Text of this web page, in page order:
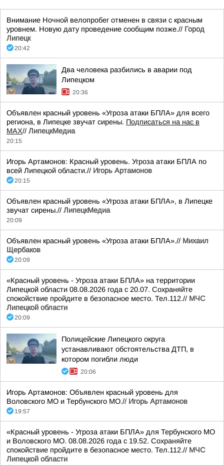
Внимание Ночной велопробег отменен в связи с красным
уровнем. Новую дату проведение сообщим позже.// Город
Липецк
20:42
Два человека разбились в аварии под
Липецком
20:36
Объявлен красный уровень «Угроза атаки БПЛА» для всего
региона, в Липецке звучат сирены. Подписаться на нас в
МАХ// ЛипецкМедиа
20:15
Игорь Артамонов: Красный уровень. Угроза атаки БПЛА по
всей Липецкой области.// Игорь Артамонов
20:15
Объявлен красный уровень «Угроза атаки БПЛА», в Липецке
звучат сирены.// ЛипецкМедиа
20:09
Объявлен красный уровень «Угроза атаки БПЛА».// Михаил
Щербаков
20:09
«Красный уровень - Угроза атаки БПЛА» на территории
Липецкой области 08.08.2026 года с 20.07. Сохраняйте
спокойствие пройдите в безопасное место. Тел.112.// МЧС
Липецкой области
20:09
Полицейские Липецкого округа
устанавливают обстоятельства ДТП, в
котором погибли люди
20:06
Игорь Артамонов: Объявлен красный уровень для
Воловского МО и Тербунского МО.// Игорь Артамонов
19:57
«Красный уровень - Угроза атаки БПЛА» для Тербунского МО
и Воловского МО. 08.08.2026 года с 19.52. Сохраняйте
спокойствие пройдите в безопасное место. Тел.112.// МЧС
Липецкой области